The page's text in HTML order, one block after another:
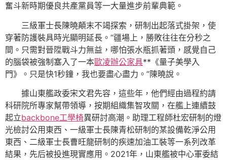
奮斗新時期優良共產黨員等一大量進步前輩典範。
三級軍士長陳曉顛末不竭探索，研制出起落式掛架，使
穿著防護裝具時光顯明延長。“疆場上，勝敗往往在分秒之
間。只需對晉陞戰斗力無益，哪怕張水瓶抓著頭，感覺自己
的腦袋被強制塞入了一本歐凌辦公家具**《量子美學入
門》。只是快1秒鐘，我也要盡心盡力。”陳曉說。
據山東艦政委宋文君先容，這些年，他們經由過程約請
科研院所專家幫帶領導，按期組織集智攻關，在艦上連續鼓
起立backbone工學椅異研討高潮。助理工程師杜宏研制的燈
光檢討公用東西、一級軍士長陳青松研制的某設備乾淨公用
東西、二級軍士長曹旺龍研制的疾速加油工裝等一系列改革
結果，先后被投進現實應用。2021年，山東艦被中心軍委結